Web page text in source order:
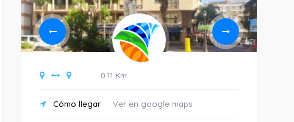
0.11 Km
Cómo llegar Ver en google maps